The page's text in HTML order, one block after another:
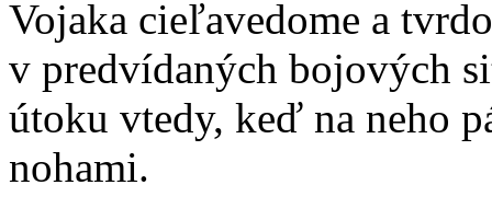
Vojaka cieľavedome a
v predvídaných bojových
útoku vtedy, keď na neho
nohami.